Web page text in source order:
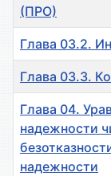
(ПРО)
Глава 03.2.
Глава 03.3.
Глава 04.
надежности
надежности